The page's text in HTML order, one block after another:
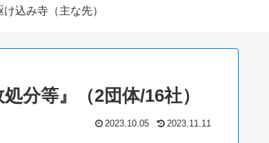
け込み寺（主な先）
分等』（2団体/16社）
2023.10.05 2023.11.11